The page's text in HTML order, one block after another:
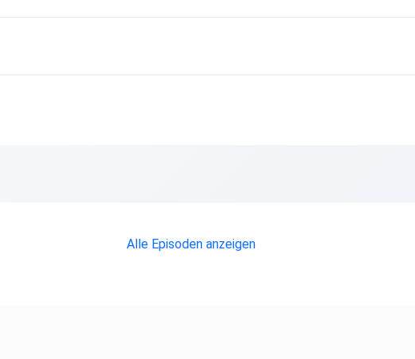
Alle Episoden anzeigen